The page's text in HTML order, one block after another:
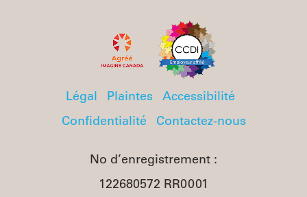
Légal Plaintes
Accessibilité
Confidentialité
Contactez-nous
No d’enregistrement :
122680572 RR0001